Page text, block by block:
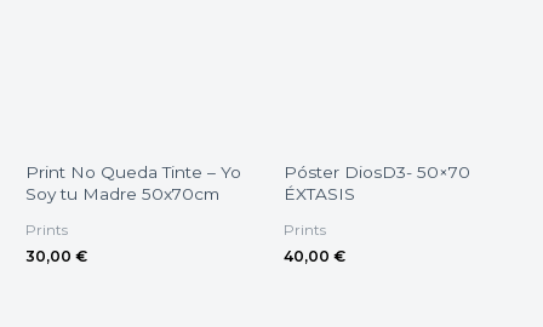
Print No Queda Tinte – Yo
Soy tu Madre 50x70cm
Prints
30,00 €
Póster DiosD3- 50×70
ÉXTASIS
Prints
40,00 €